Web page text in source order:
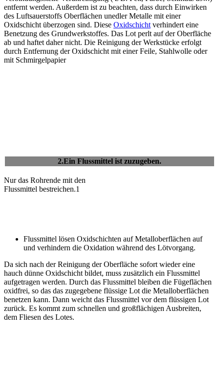
entfernt werden. Außerdem ist zu beachten, dass durch Einwirken
des Luftsauerstoffs Oberflächen unedler Metalle mit einer
Oxidschicht überzogen sind. Diese Oxidschicht verhindert eine
Benetzung des Grundwerkstoffes. Das Lot perlt auf der Oberfläche
ab und haftet daher nicht. Die Reinigung der Werkstücke erfolgt
durch Entfernung der Oxidschicht mit einer Feile, Stahlwolle oder
mit Schmirgelpapier
2.Ein Flussmittel ist zuzugeben.
Nur das Rohrende mit den
Flussmittel bestreichen.1
Flussmittel lösen Oxidschichten auf Metalloberflächen auf
und verhindern die Oxidation während des Lötvorgang.
Da sich nach der Reinigung der Oberfläche sofort wieder eine
hauch dünne Oxidschicht bildet, muss zusätzlich ein Flussmittel
aufgetragen werden. Durch das Flussmittel bleiben die Fügeflächen
oxidfrei, so das das zugegebene flüssige Lot die Metalloberflächen
benetzen kann. Dann weicht das Flussmittel vor dem flüssigen Lot
zurück. Es kommt zum schnellen und großflächigen Ausbreiten,
dem Fliesen des Lotes.